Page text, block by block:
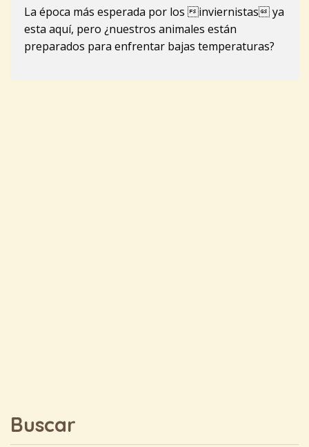
La época más esperada por los inviernistas ya
esta aquí, pero ¿nuestros animales están
preparados para enfrentar bajas temperaturas?
Buscar